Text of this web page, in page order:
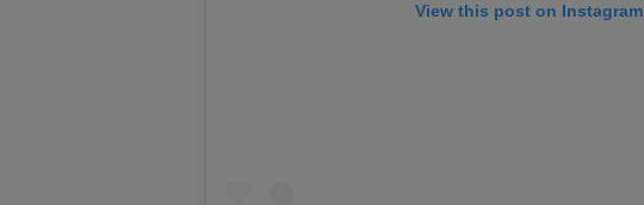
View this post on Instagram